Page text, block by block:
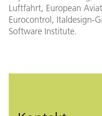
Luftfahrt, European
Eurocontrol, Italdesign-
Software Institute.